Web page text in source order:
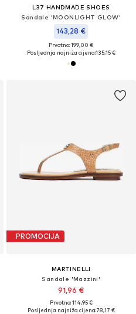
L37 HANDMADE SHOES
Sandale 'MOONLIGHT GLOW'
143,28 €
Prvotno: 199,00 €
Posljednja najniža cijena:135,15 €
PROMOCIJA
MARTINELLI
Sandale 'Mazzini'
91,96 €
Prvotno: 114,95 €
Posljednja najniža cijena:78,17 €